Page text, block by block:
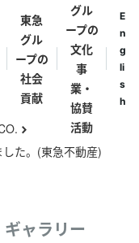
東急
グル
ープの
社会
貢献
グル
ープの
文化
事
業・
協賛
活動
E
n
g
li
s
h
chevron_right
た。(東急不動産)
ャラリー